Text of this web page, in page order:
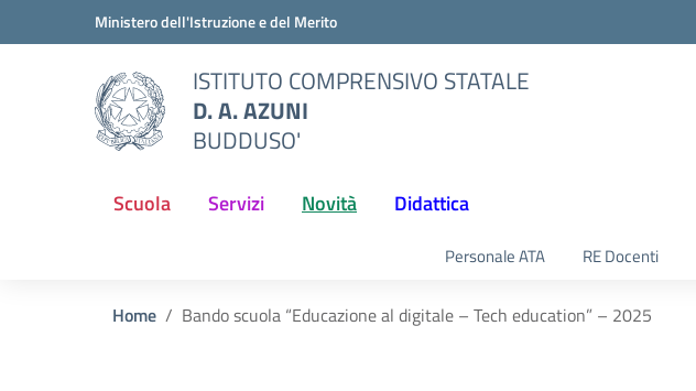
Vai ai contenuti
Vai al menu di navigazioneMinistero dell'Istruzione e del Merito
ISTITUTO COMPRENSIVO STATALE
D. A. AZUNI
BUDDUSO'
Scuola Servizi Novità Didattica
Personale ATA RE Docenti
Home Bando scuola “Educazione al digitale – Tech education” – 2025